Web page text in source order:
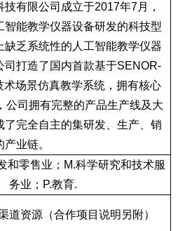
技有限公司成立于2017年7月，
智能教学仪器设备研发的科技型
缺乏系统性的人工智能教学仪器
司打造了国内首款基于SENOR-
术场景仿真教学系统，拥有核心
公司拥有完整的产品生产线及大
了完全自主的集研发、生产、销
业链。
和零售业； M.科学研究和技术服
务业； P.教育.
道资源（合作项目说明另附）